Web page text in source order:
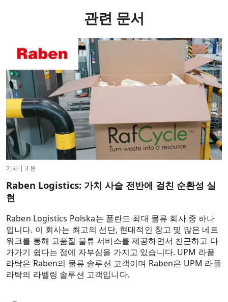
관련 문서
기사 | 3 분
Raben Logistics: 가치 사슬 전반에 걸친 순환성 실
현
Raben Logistics Polska는 폴란드 최대 물류 회사 중 하나
입니다. 이 회사는 최고의 선단, 현대적인 창고 및 많은 네트
워크를 통해 고품질 물류 서비스를 제공하면서 친근하고 다
가가기 쉽다는 점에 자부심을 가지고 있습니다. UPM 라플
라탁은 Raben의 물류 솔루션 고객이며 Raben은 UPM 라플
라탁의 라벨링 솔루션 고객입니다.